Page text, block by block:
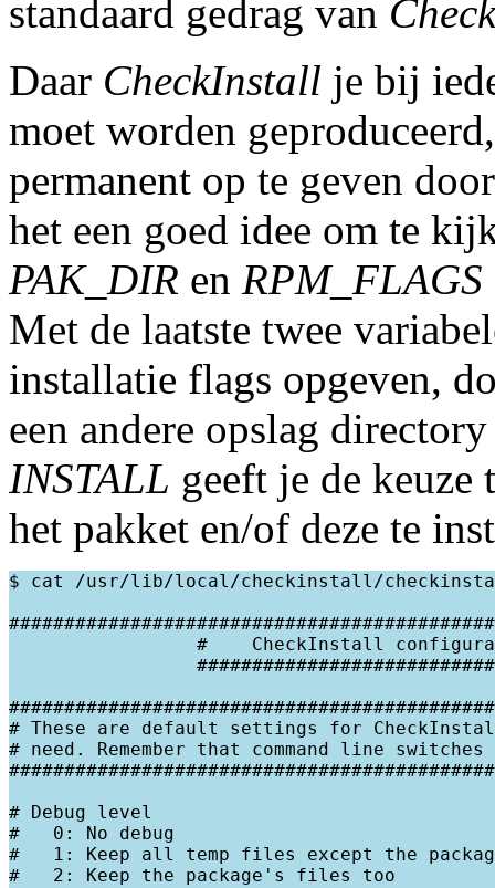
standaard gedrag van
Daar CheckInstall je bij
moet worden
permanent op te geven
het een goed idee om te
PAK_DIR en RPM_FLAGS
Met de laatste twee
installatie flags opgeven,
een andere opslag
INSTALL geeft je de keuze
het pakket en/of deze te
$ cat /usr/lib/local/checkinstall/
#    CheckInstall
# These are default settings for
# need. Remember that command line
# Debug level
#   0: No debug
#   1: Keep all temp files except the
#   2: Keep the package's files too